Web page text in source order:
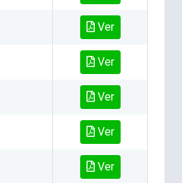
Ver
Ver
Ver
Ver
Ver